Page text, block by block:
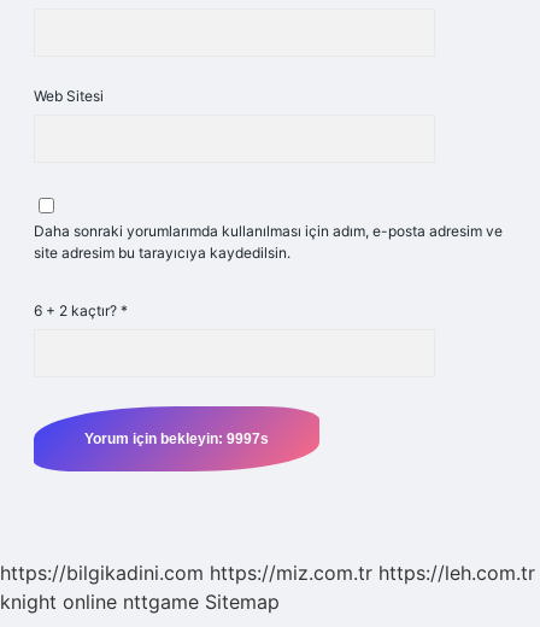
Web Sitesi
Daha sonraki yorumlarımda kullanılması için adım, e-posta adresim ve
site adresim bu tarayıcıya kaydedilsin.
6 + 2 kaçtır? *
https://bilgikadini.com https://miz.com.tr https://leh.com.tr
knight online nttgame Sitemap